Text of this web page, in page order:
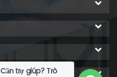
Cần trợ giúp? Trò